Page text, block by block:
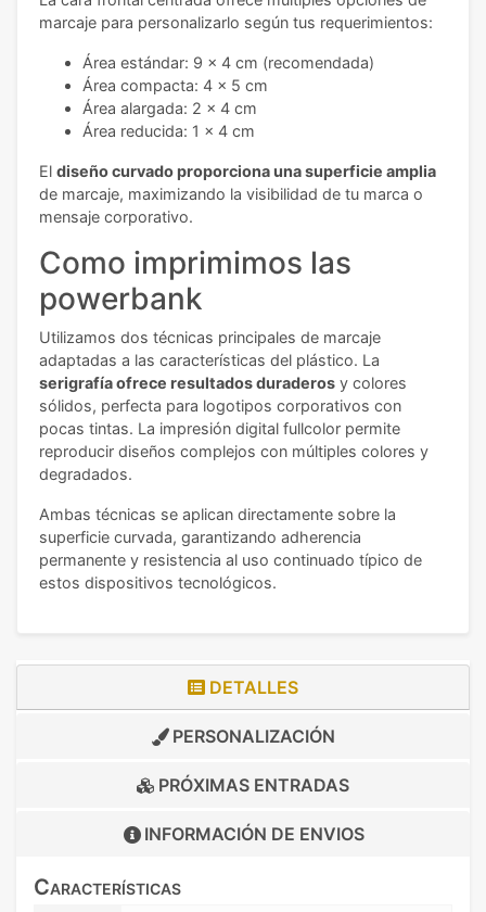
marcaje para personalizarlo según tus requerimientos:
Área estándar: 9 x 4 cm (recomendada)
Área compacta: 4 x 5 cm
Área alargada: 2 x 4 cm
Área reducida: 1 x 4 cm
El diseño curvado proporciona una superficie amplia
de marcaje, maximizando la visibilidad de tu marca o
mensaje corporativo.
Como imprimimos las
powerbank
Utilizamos dos técnicas principales de marcaje
adaptadas a las características del plástico. La
serigrafía ofrece resultados duraderos y colores
sólidos, perfecta para logotipos corporativos con
pocas tintas. La impresión digital fullcolor permite
reproducir diseños complejos con múltiples colores y
degradados.
Ambas técnicas se aplican directamente sobre la
superficie curvada, garantizando adherencia
permanente y resistencia al uso continuado típico de
estos dispositivos tecnológicos.
DETALLES
PERSONALIZACIÓN
PRÓXIMAS ENTRADAS
INFORMACIÓN DE ENVIOS
Características